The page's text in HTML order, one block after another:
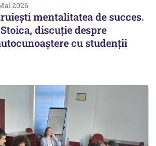
2026
mentalitatea de succes.
discuție despre
cu studenții